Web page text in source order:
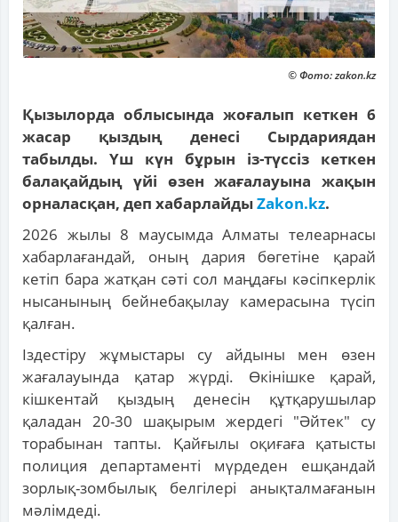
© Фото: zakon.kz
Қызылорда облысында жоғалып кеткен 6
жасар қыздың денесі Сырдариядан
табылды. Үш күн бұрын із-түссіз кеткен
балақайдың үйі өзен жағалауына жақын
орналасқан, деп хабарлайдыZakon.kz.
2026 жылы 8 маусымда Алматы телеарнасы
хабарлағандай, оның дария бөгетіне қарай
кетіп бара жатқан сәті сол маңдағы кәсіпкерлік
нысанының бейнебақылау камерасына түсіп
қалған.
Іздестіру жұмыстары су айдыны мен өзен
жағалауында қатар жүрді. Өкінішке қарай,
кішкентай қыздың денесін құтқарушылар
қаладан 20-30 шақырым жердегі "Әйтек" су
торабынан тапты. Қайғылы оқиғаға қатысты
полиция департаменті мүрдеден ешқандай
зорлық-зомбылық белгілері анықталмағанын
мәлімдеді.